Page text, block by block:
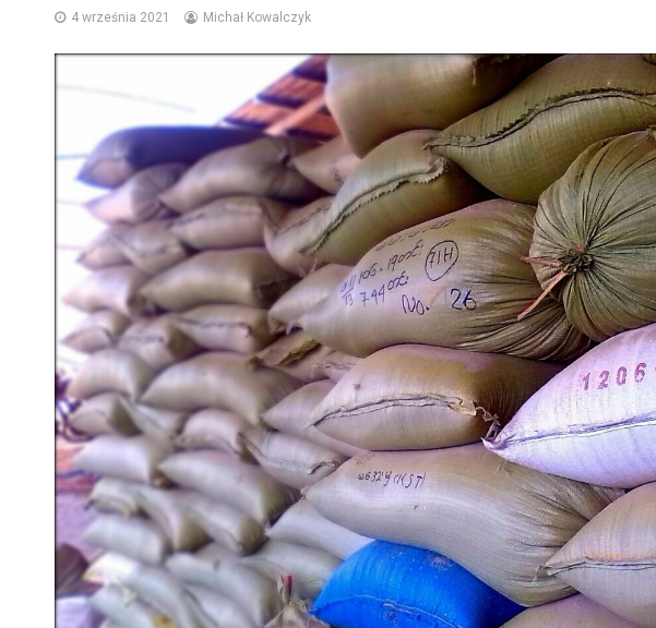
4 września 2021 Michał Kowalczyk